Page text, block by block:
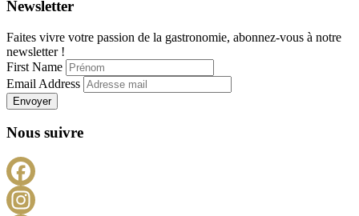
Newsletter
Faites vivre votre passion de la gastronomie, abonnez-vous à notre
newsletter !
First Name
Email Address
Envoyer
Nous suivre